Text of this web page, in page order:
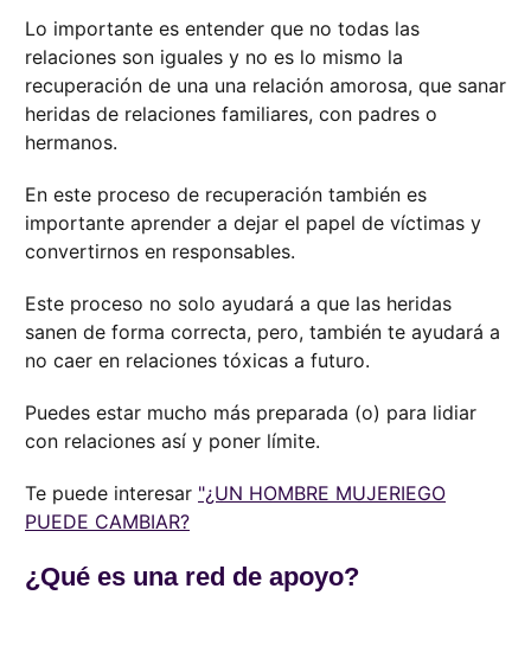
Lo importante es entender que no todas las
relaciones son iguales y no es lo mismo la
recuperación de una una relación amorosa, que sanar
heridas de relaciones familiares, con padres o
hermanos.
En este proceso de recuperación también es
importante aprender a dejar el papel de víctimas y
convertirnos en responsables.
Este proceso no solo ayudará a que las heridas
sanen de forma correcta, pero, también te ayudará a
no caer en relaciones tóxicas a futuro.
Puedes estar mucho más preparada (o) para lidiar
con relaciones así y poner límite.
Te puede interesar "¿UN HOMBRE MUJERIEGO
PUEDE CAMBIAR?
¿Qué es una red de apoyo?